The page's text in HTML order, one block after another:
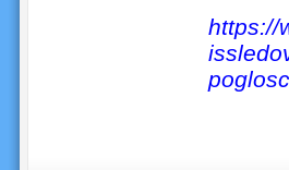
https://